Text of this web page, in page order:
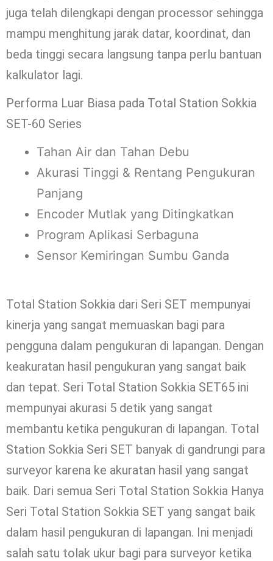
juga telah dilengkapi dengan processor sehingga
mampu menghitung jarak datar, koordinat, dan
beda tinggi secara langsung tanpa perlu bantuan
kalkulator lagi.
Performa Luar Biasa pada Total Station Sokkia
SET-60 Series
Tahan Air dan Tahan Debu
Akurasi Tinggi & Rentang Pengukuran
Panjang
Encoder Mutlak yang Ditingkatkan
Program Aplikasi Serbaguna
Sensor Kemiringan Sumbu Ganda
Total Station Sokkia dari Seri SET mempunyai
kinerja yang sangat memuaskan bagi para
pengguna dalam pengukuran di lapangan. Dengan
keakuratan hasil pengukuran yang sangat baik
dan tepat. Seri Total Station Sokkia SET65 ini
mempunyai akurasi 5 detik yang sangat
membantu ketika pengukuran di lapangan. Total
Station Sokkia Seri SET banyak di gandrungi para
surveyor karena ke akuratan hasil yang sangat
baik. Dari semua Seri Total Station Sokkia Hanya
Seri Total Station Sokkia SET yang sangat baik
dalam hasil pengukuran di lapangan. Ini menjadi
salah satu tolak ukur bagi para surveyor ketika